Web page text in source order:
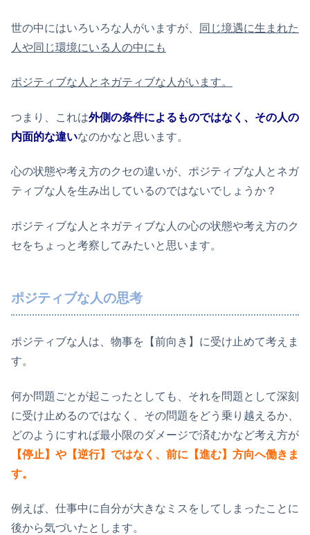
世の中にはいろいろな人がいますが、
同じ境遇に生まれた
人や同じ環境にいる人の中にも
ポジティブな人とネガティブな人がいます。
つまり、これは外側の条件によるものではなく、その人の
内面的な違いなのかなと思います。
心の状態や考え方のクセの違いが、ポジティブな人とネガ
ティブな人を生み出しているのではないでしょうか？
ポジティブな人とネガティブな人の心の状態や考え方のク
セをちょっと考察してみたいと思います。
ポジティブな人の思考
ポジティブな人は、物事を【前向き】に受け止めて考えま
す。
何か問題ごとが起こったとしても、それを問題として深刻
に受け止めるのではなく、その問題をどう乗り越えるか、
どのようにすれば最小限のダメージで済むかなど考え方が
【停止】や【逆行】ではなく、前に【進む】方向へ働きま
す。
例えば、仕事中に自分が大きなミスをしてしまったことに
後から気づいたとします。